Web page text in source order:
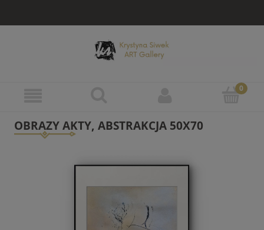
OBRAZY AKTY, ABSTRAKCJA 50X70